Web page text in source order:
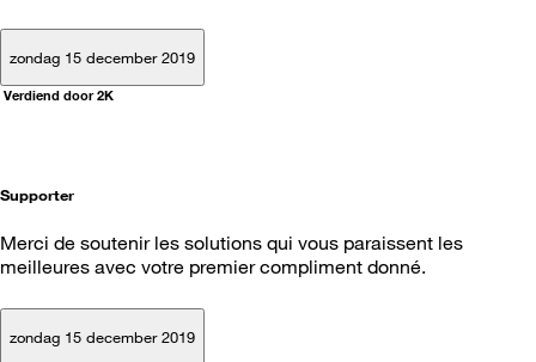
zondag 15 december 2019
Verdiend door 2K
Supporter
Merci de soutenir les solutions qui vous paraissent les
meilleures avec votre premier compliment donné.
zondag 15 december 2019